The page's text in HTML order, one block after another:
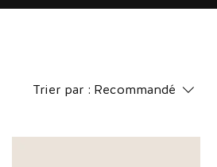
Trier par : Recommandé